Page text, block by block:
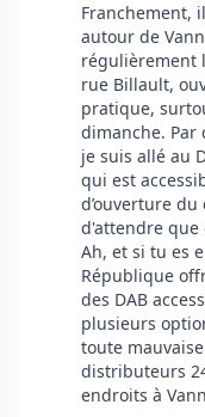
Franchement,
autour de
régulièrement
rue Billault,
pratique,
dimanche. Par
je suis allé au
qui est
d’ouverture
d'attendre que
Ah, et si tu es
République
des DAB
plusieurs
toute
distributeurs
endroits à